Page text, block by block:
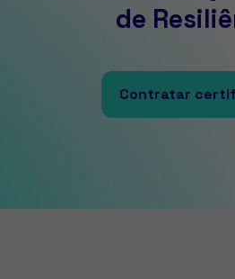
de
Contratar